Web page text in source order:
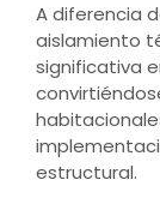
A diferencia
aislamiento
significativa
estructural.